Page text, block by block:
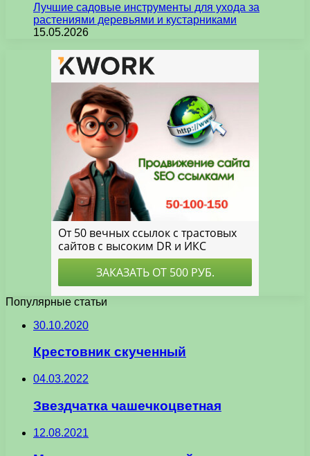
Лучшие садовые инструменты для ухода за
растениями деревьями и кустарниками
15.05.2026
Популярные статьи
30.10.2020
Крестовник скученный
04.03.2022
Звездчатка чашечкоцветная
12.08.2021